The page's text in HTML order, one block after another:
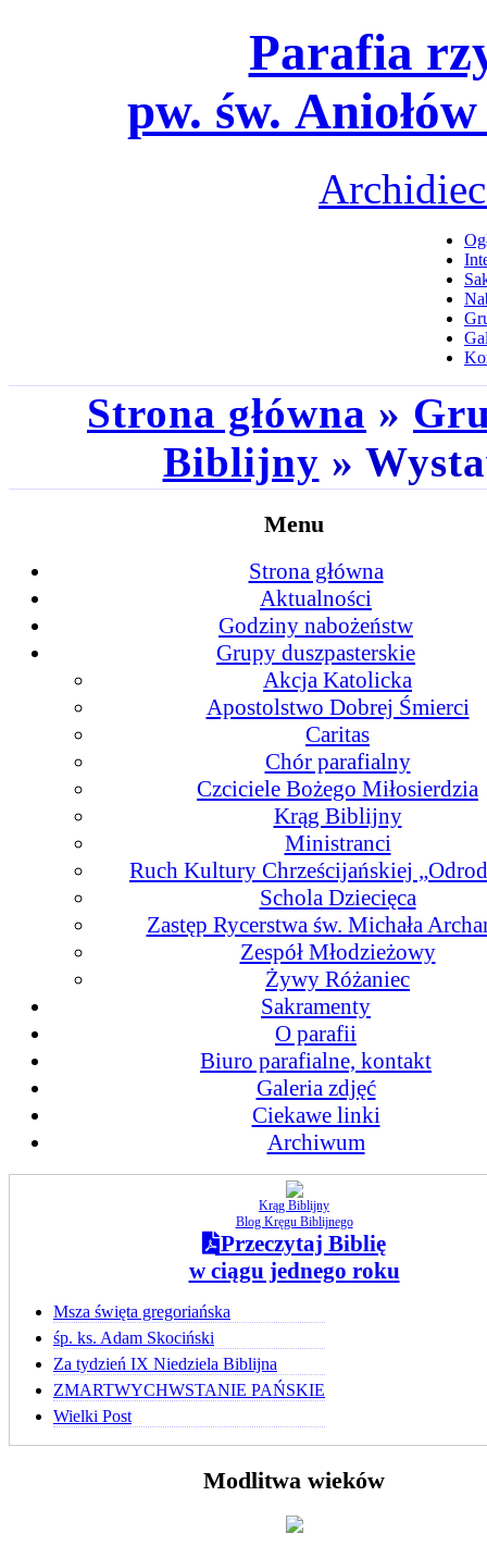
Parafia
pw. św.
Strona główna »
Biblijny »
Menu
Strona główna
Aktualności
Godziny nabożeństw
Grupy duszpasterskie
Akcja Katolicka
Apostolstwo Dobrej Śmierci
Caritas
Chór parafialny
Czciciele Bożego Miłosierdzia
Krąg Biblijny
Ministranci
Ruch Kultury Chrześcijańskiej
Schola Dziecięca
Zastęp Rycerstwa św. Michała
Zespół Młodzieżowy
Żywy Różaniec
Sakramenty
O parafii
Biuro parafialne, kontakt
Galeria zdjęć
Ciekawe linki
Archiwum
Krąg Biblijny
Blog Kręgu Biblijnego
Przeczytaj Biblię
w ciągu jednego roku
Msza święta gregoriańska
śp. ks. Adam Skociński
Za tydzień IX Niedziela Biblijna
ZMARTWYCHWSTANIE PAŃSKIE
Wielki Post
Modlitwa wieków